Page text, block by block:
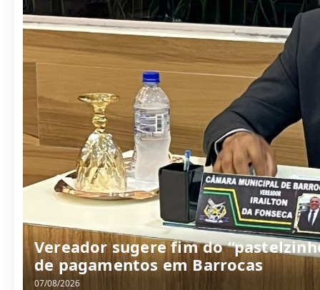
Vereador sugere fim do
de pagamentos em Barrocas
07/08/2026